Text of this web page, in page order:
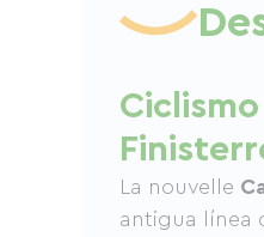
La nouvelle
antigua línea